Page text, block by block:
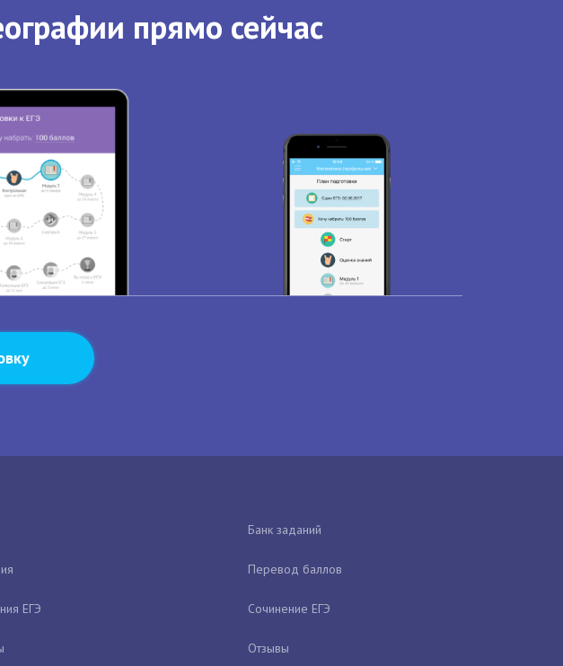
прямо сейчас
ЕГЭ
Банк заданий
Перевод баллов
Сочинение ЕГЭ
Отзывы